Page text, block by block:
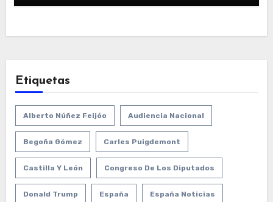
Etiquetas
Alberto Núñez Feijóo Audiencia Nacional
Begoña Gómez Carles Puigdemont
Castilla Y León Congreso De Los Diputados
Donald Trump España España Noticias